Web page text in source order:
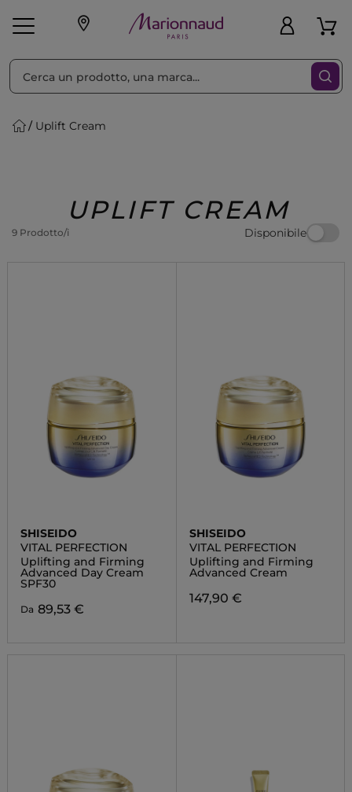
Make-up
Regalo
Uplift Cream
UPLIFT CREAM
9 Prodotto/i Disponibile
Ordina per Filtra
SHISEIDO
VITAL PERFECTION
Uplifting and Firming
Advanced Day Cream
SPF30
Da 89,53 €
SHISEIDO
VITAL PERFECTION
Uplifting and Firming
Advanced Cream
147,90 €